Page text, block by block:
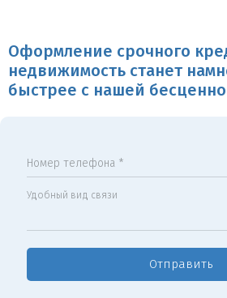
Оформление срочного
недвижимость станет
быстрее с нашей
Номер телефона *
Удобный вид связи
Отправить